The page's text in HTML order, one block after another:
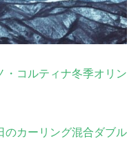
・コルティナ冬季オリン
のカーリング混合ダブル